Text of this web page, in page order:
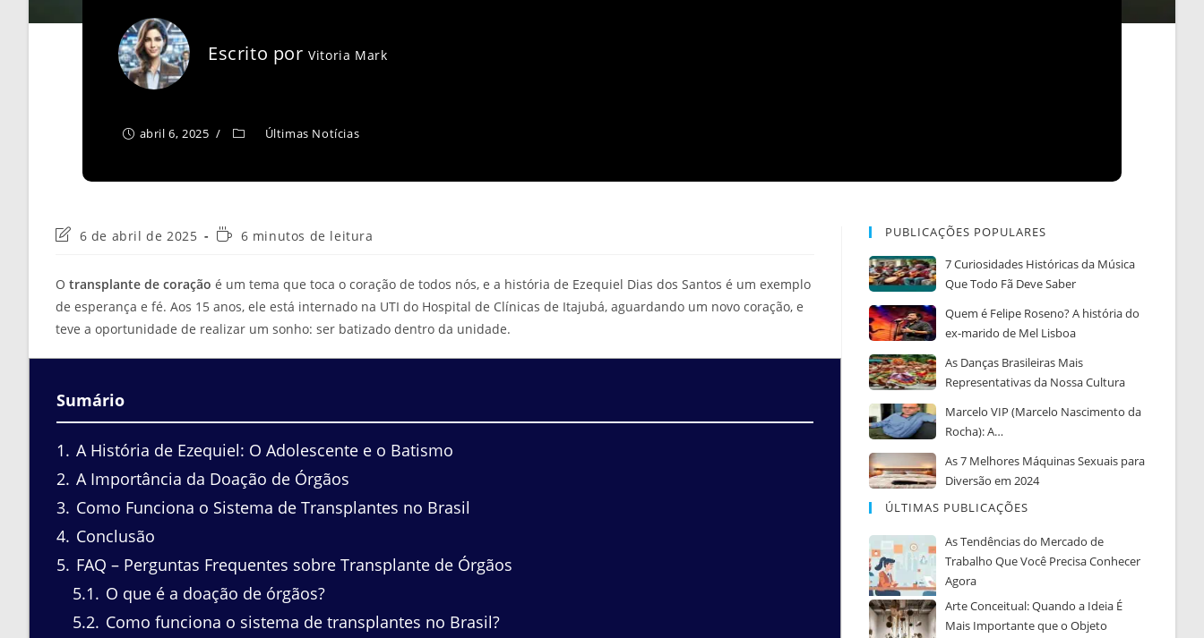
Escrito porVitoria Mark
abril 6, 2025 Últimas Notícias
Última
post:
6 de abril de 2025
Tempo6 minutos de leitura
O transplante de coração é um tema que toca o coração de todos nós, e a história de Ezequiel Dias dos Santos é um exemplo
de esperança e fé. Aos 15 anos, ele está internado na UTI do Hospital de Clínicas de Itajubá, aguardando um novo coração, e
teve a oportunidade de realizar um sonho: ser batizado dentro da unidade.
Sumário
1
A História de Ezequiel: O Adolescente e o Batismo
2 A Importância da Doação de Órgãos
3 Como Funciona o Sistema de Transplantes no Brasil
4 Conclusão
5 FAQ – Perguntas Frequentes sobre Transplante de Órgãos
5.1
O que é a doação de órgãos?
5.2 Como funciona o sistema de transplantes no Brasil?
PUBLICAÇÕES POPULARES
7 Curiosidades Históricas da Música
Que Todo Fã Deve Saber
Quem é Felipe Roseno? A história do
ex-marido de Mel Lisboa
As Danças Brasileiras Mais
Representativas da Nossa Cultura
Marcelo VIP (Marcelo Nascimento da
Rocha): A…
As 7 Melhores Máquinas Sexuais para
Diversão em 2024
ÚLTIMAS PUBLICAÇÕES
As Tendências do Mercado de
Trabalho Que Você Precisa Conhecer
Agora
Arte Conceitual: Quando a Ideia É
Mais Importante que o Objeto